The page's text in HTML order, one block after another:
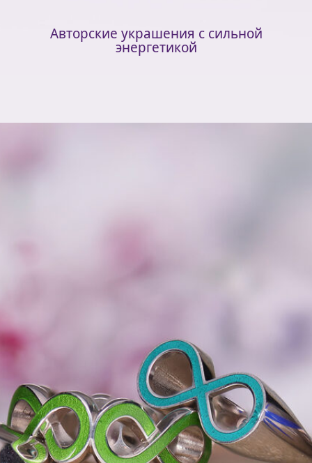
Авторские украшения с сильной
энергетикой